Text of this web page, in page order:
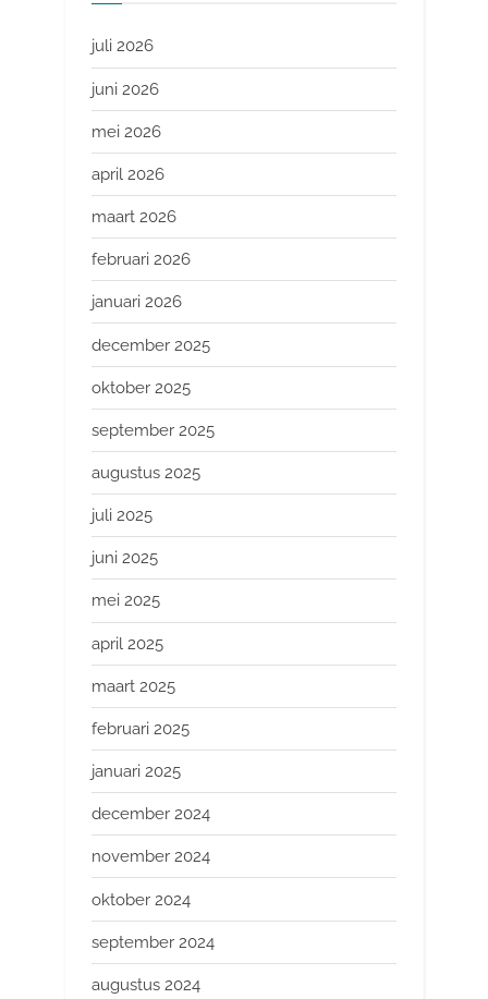
juli 2026
juni 2026
mei 2026
april 2026
maart 2026
februari 2026
januari 2026
december 2025
oktober 2025
september 2025
augustus 2025
juli 2025
juni 2025
mei 2025
april 2025
maart 2025
februari 2025
januari 2025
december 2024
november 2024
oktober 2024
september 2024
augustus 2024